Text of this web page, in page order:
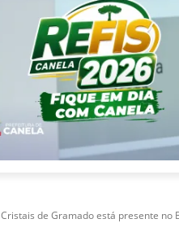
Cristais de Gramado está presente no